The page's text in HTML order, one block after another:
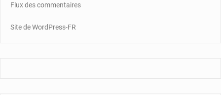
Flux des commentaires
Site de WordPress-FR